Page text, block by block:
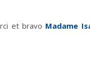
et bravo Madame